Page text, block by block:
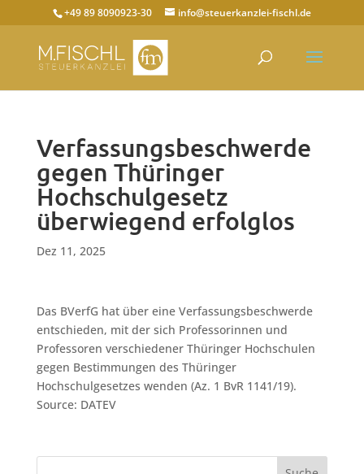
+49 89 8090923-30 info@steuerkanzlei-fischl.de
Verfassungsbeschwerde
gegen Thüringer
Hochschulgesetz
überwiegend erfolglos
Dez 11, 2025
Das BVerfG hat über eine Verfassungsbeschwerde
entschieden, mit der sich Professorinnen und
Professoren verschiedener Thüringer Hochschulen
gegen Bestimmungen des Thüringer
Hochschulgesetzes wenden (Az. 1 BvR 1141/19).
Source: DATEV